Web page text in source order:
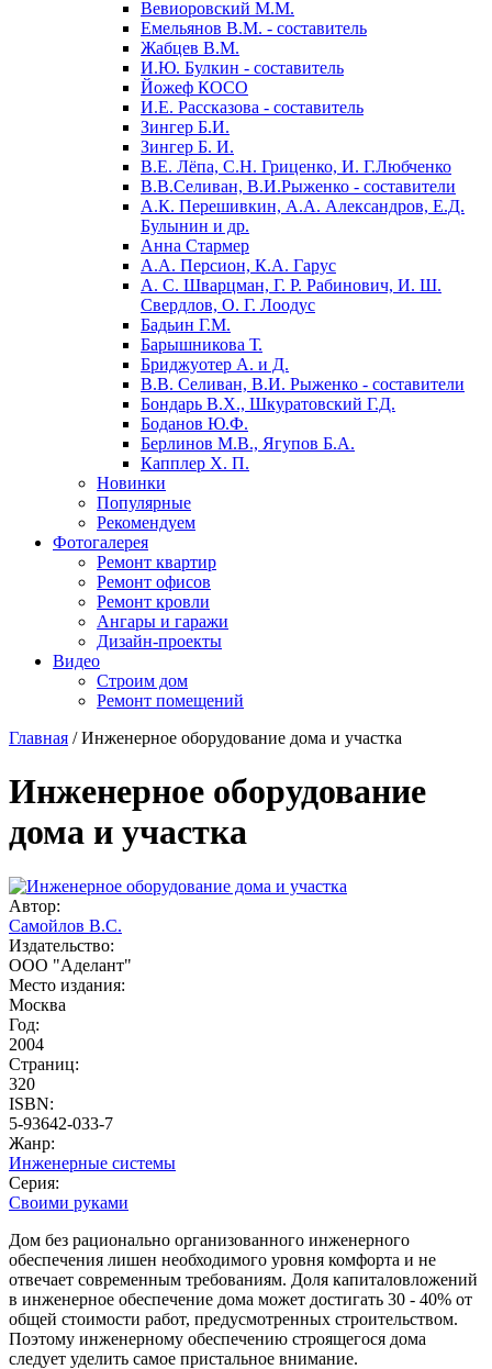
Вевиоровский М.М.
Емельянов В.М. - составитель
Жабцев В.М.
И.Ю. Булкин - составитель
Йожеф КОСО
И.Е. Рассказова - составитель
Зингер Б.И.
Зингер Б. И.
В.Е. Лёпа, С.Н. Гриценко, И. Г.Любченко
В.В.Селиван, В.И.Рыженко - составители
А.К. Перешивкин, А.А. Александров, Е.Д.
Булынин и др.
Анна Стармер
А.А. Персион, К.А. Гарус
А. С. Шварцман, Г. Р. Рабинович, И. Ш.
Свердлов, О. Г. Лоодус
Бадьин Г.М.
Барышникова Т.
Бриджуотер А. и Д.
В.В. Селиван, В.И. Рыженко - составители
Бондарь В.X., Шкуратовский Г.Д.
Боданов Ю.Ф.
Берлинов М.В., Ягупов Б.А.
Капплер X. П.
Новинки
Популярные
Рекомендуем
Фотогалерея
Ремонт квартир
Ремонт офисов
Ремонт кровли
Ангары и гаражи
Дизайн-проекты
Видео
Строим дом
Ремонт помещений
Главная /Инженерное оборудование дома и участка
Инженерное оборудование
дома и участка
Автор:
Самойлов B.C.
Издательство:
ООО "Аделант"
Место издания:
Москва
Год:
2004
Страниц:
320
ISBN:
5-93642-033-7
Жанр:
Инженерные системы
Серия:
Своими руками
Дом без рационально организованного инженерного
обеспечения лишен необходимого уровня комфорта и не
отвечает современным требованиям. Доля капиталовложений
в инженерное обеспечение дома может достигать 30 - 40% от
общей стоимости работ, предусмотренных строительством.
Поэтому инженерному обеспечению строящегося дома
следует уделить самое пристальное внимание.